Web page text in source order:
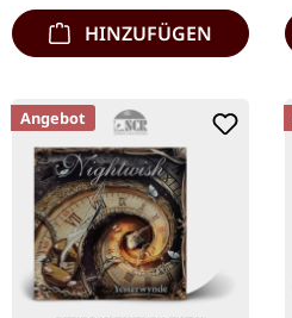
HINZUFÜGEN
Angebot